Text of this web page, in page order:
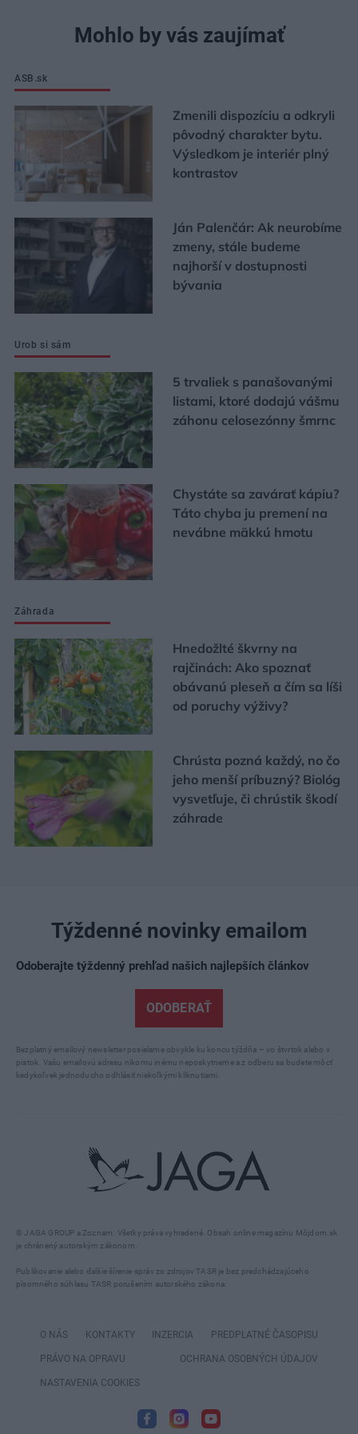
Mohlo by vás zaujímať
ASB.sk
Zmenili dispozíciu a odkryli
pôvodný charakter bytu.
Výsledkom je interiér plný
kontrastov
Ján Palenčár: Ak neurobíme
zmeny, stále budeme
najhorší v dostupnosti
bývania
Urob si sám
5 trvaliek s panašovanými
listami, ktoré dodajú vášmu
záhonu celosezónny šmrnc
Chystáte sa zavárať kápiu?
Táto chyba ju premení na
nevábne mäkkú hmotu
Záhrada
Hnedožlté škvrny na
rajčinách: Ako spoznať
obávanú pleseň a čím sa líši
od poruchy výživy?
Chrústa pozná každý, no čo
jeho menší príbuzný? Biológ
vysvetľuje, či chrústik škodí
záhrade
© JAGA GROUP a Zoznam. Všetky práva vyhradené. Obsah online magazínu Môjdom.sk
je chránený autorským zákonom.
Publikovanie alebo ďalšie šírenie správ zo zdrojov TASR je bez predchádzajúceho
písomného súhlasu TASR porušením autorského zákona.
Týždenné novinky emailom
Odoberajte týždenný prehľad našich najlepších článkov
ODOBERAŤ
Bezplatný emailový newsletter posielame obvykle ku koncu týždňa – vo štvrtok alebo v
piatok. Vašu emailovú adresu nikomu inému neposkytneme a z odberu sa budete môcť
kedykoľvek jednoducho odhlásiť niekoľkými kliknutiami.
O NÁS KONTAKTY INZERCIA PREDPLATNÉ ČASOPISU
PRÁVO NA OPRAVU OCHRANA OSOBNÝCH ÚDAJOV
NASTAVENIA COOKIES